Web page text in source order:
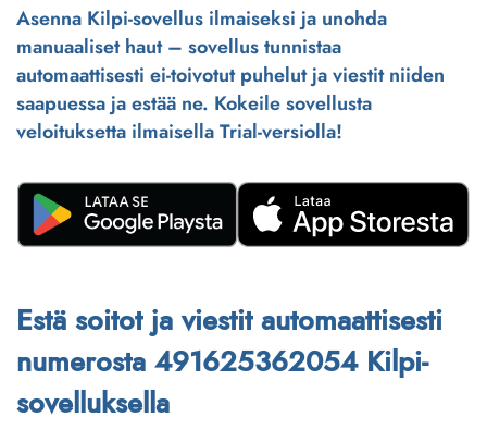
Asenna Kilpi-sovellus ilmaiseksi ja unohda
manuaaliset haut – sovellus tunnistaa
automaattisesti ei-toivotut puhelut ja viestit niiden
saapuessa ja estää ne. Kokeile sovellusta
veloituksetta ilmaisella Trial-versiolla!
Estä soitot ja viestit automaattisesti
numerosta 491625362054 Kilpi-
sovelluksella